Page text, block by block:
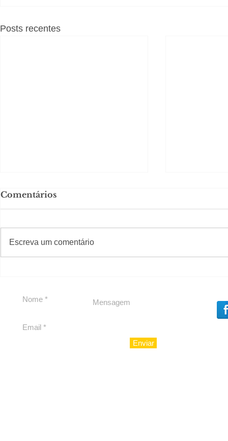
Posts recentes
para São Paulo
Comentários
Escreva um comentário
#Sugestões
Enviar